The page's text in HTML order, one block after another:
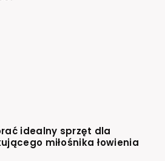
idealny sprzęt dla
miłośnika łowienia